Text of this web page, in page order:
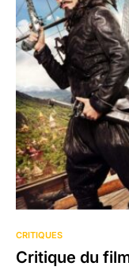
CRITIQUES
Critique du